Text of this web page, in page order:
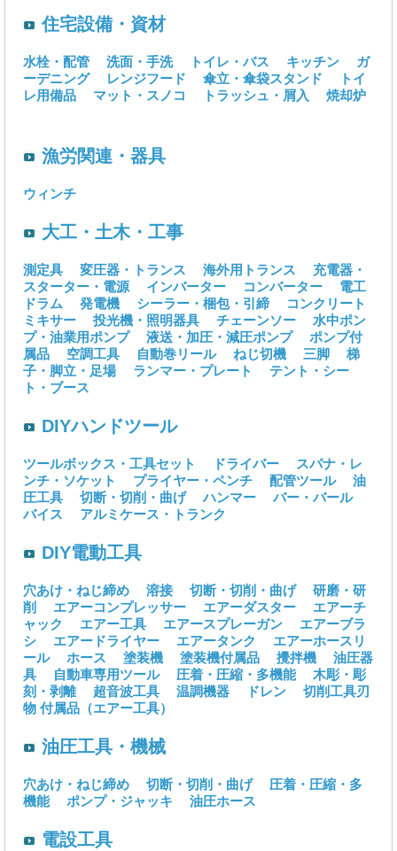
住宅設備・資材
水栓・配管 洗面・手洗 トイレ・バス キッチン
ガ
ーデニング
レンジフード 傘立・傘袋スタンド
トイ
レ用備品
マット・スノコ トラッシュ・屑入 焼却炉
漁労関連・器具
ウィンチ
大工・土木・工事
測定具 変圧器・トランス 海外用トランス
充電器・
スターター・電源
インバーター コンバーター
電工
ドラム
発電機 シーラー・梱包・引締
コンクリート
ミキサー
投光機・照明器具 チェーンソー
水中ポン
プ・油業用ポンプ
液送・加圧・減圧ポンプ
ポンプ付
属品
空調工具 自動巻リール ねじ切機 三脚
梯
子・脚立・足場
ランマー・プレート
テント・シー
ト・ブース
DIYハンドツール
ツールボックス・工具セット ドライバー
スパナ・レ
ンチ・ソケット
プライヤー・ペンチ 配管ツール
油
圧工具
切断・切削・曲げ ハンマー
バー・バール
バイス
アルミケース・トランク
DIY電動工具
穴あけ・ねじ締め 溶接 切断・切削・曲げ
研磨・研
削
エアーコンプレッサー エアーダスター
エアーチ
ャック
エアー工具 エアースプレーガン
エアーブラ
シ
エアードライヤー エアータンク
エアーホースリ
ール
ホース 塗装機 塗装機付属品 攪拌機
油圧器
具
自動車専用ツール 圧着・圧縮・多機能
木彫・彫
刻・剥離
超音波工具 温調機器 ドレン
切削工具刃
物 付属品（エアー工具）
油圧工具・機械
穴あけ・ねじ締め 切断・切削・曲げ
圧着・圧縮・多
機能
ポンプ・ジャッキ 油圧ホース
電設工具